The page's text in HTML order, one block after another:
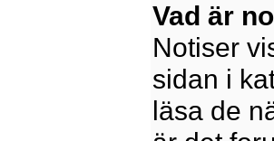
Vad är
Notiser
sidan i
läsa de